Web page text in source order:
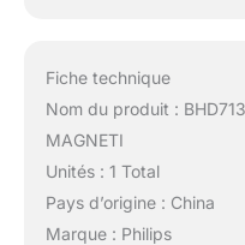
Fiche technique
Nom du produit :
MAGNETI
Unités : 1 Total
Pays d’origine : China
Marque : Philips